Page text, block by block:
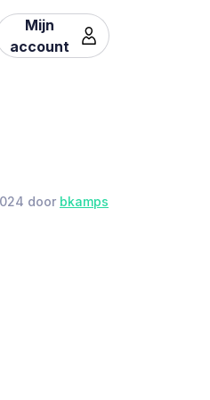
Mijn
account
door bkamps